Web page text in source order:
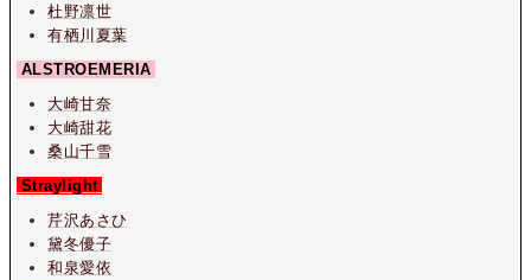
杜野凛世
有栖川夏葉
ALSTROEMERIA
大崎甘奈
大崎甜花
桑山千雪
Straylight
芹沢あさひ
黛冬優子
和泉愛依